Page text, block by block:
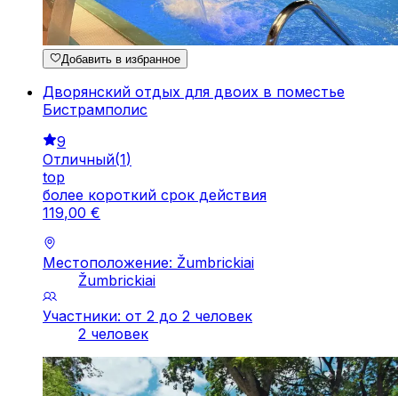
Добавить в избранное
Дворянский отдых для двоих в поместье
Бистрамполис
9
Отличный(1)
top
более короткий срок действия
119,00 €
Местоположение: Žumbrickiai
Žumbrickiai
Участники: от 2 до 2 человек
2 человек